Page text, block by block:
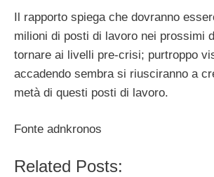
Il rapporto spiega che dovranno
milioni di posti di lavoro nei prossimi
tornare ai livelli pre-crisi; purtroppo
accadendo sembra si riusciranno a
metà di questi posti di lavoro.
Fonte adnkronos
Related Posts: